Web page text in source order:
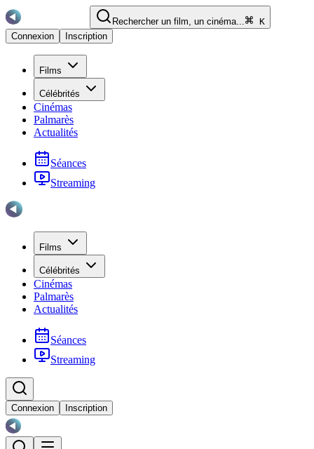
Rechercher un film, un cinéma...
K
Connexion
Inscription
Films
Célébrités
Cinémas
Palmarès
Actualités
Séances
Streaming
Films
Célébrités
Cinémas
Palmarès
Actualités
Séances
Streaming
Connexion Inscription